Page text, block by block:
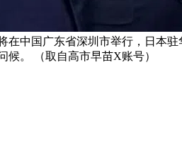
在中国广东省深圳市举行，日本
候。 （取自高市早苗X账号）